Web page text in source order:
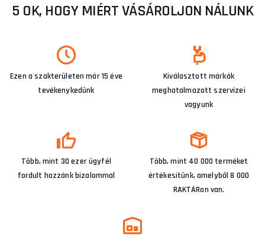
5 OK, HOGY MIÉRT VÁSÁROLJON NÁLUNK
Ezen a szakterületen már 15 éve
tevékenykedünk
Kiválasztott márkák
meghatalmazott szervizei
vagyunk
Több, mint 30 ezer ügyfél
fordult hozzánk bizalommal
Több, mint 40 000 terméket
értékesítünk, amelyből 8 000
RAKTÁRon van.